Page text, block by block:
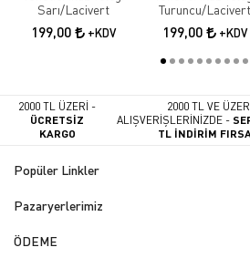
Sarı/Lacivert
199,00 +KDV
Turuncu/Lacivert
199,00 +KDV
2000 TL ÜZERİ -
ÜCRETSİZ
KARGO
2000 TL VE
ALIŞVERİŞLERİNİZDE -
TL İNDİRİM
Popüler Linkler
Pazaryerlerimiz
ÖDEME